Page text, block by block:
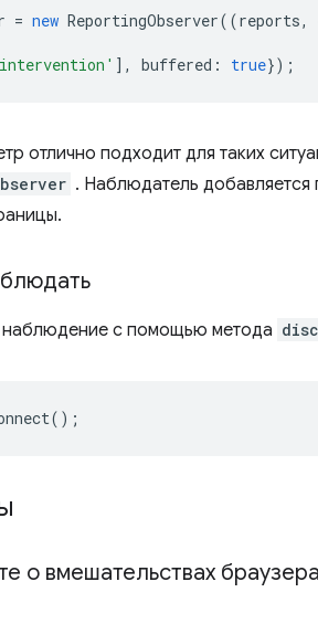
= new ReportingObserver((reports,
], buffered : true});
отлично подходит для таких
. Наблюдатель добавляется
наблюдение с помощью метода
();
о вмешательствах